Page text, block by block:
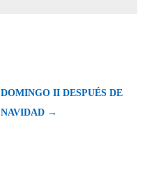
DOMINGO II DESPUÉS DE
NAVIDAD →